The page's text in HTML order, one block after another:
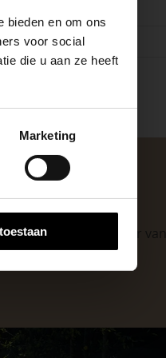
bieden en om ons
voor social
die u aan ze heeft
Marketing
leverancier van
.
jouw